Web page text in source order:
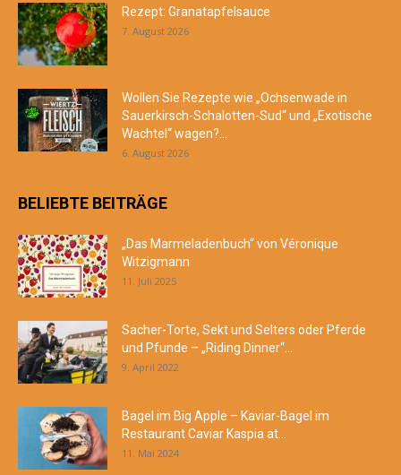
Rezept: Granatapfelsauce
7. August 2026
Wollen Sie Rezepte wie „Ochsenwade in
Sauerkirsch-Schalotten-Sud“ und „Exotische
Wachtel“ wagen?...
6. August 2026
BELIEBTE BEITRÄGE
„Das Marmeladenbuch“ von Véronique
Witzigmann
11. Juli 2025
Sacher-Torte, Sekt und Selters oder Pferde
und Pfunde – „Riding Dinner“...
9. April 2022
Bagel im Big Apple – Kaviar-Bagel im
Restaurant Caviar Kaspia at...
11. Mai 2024